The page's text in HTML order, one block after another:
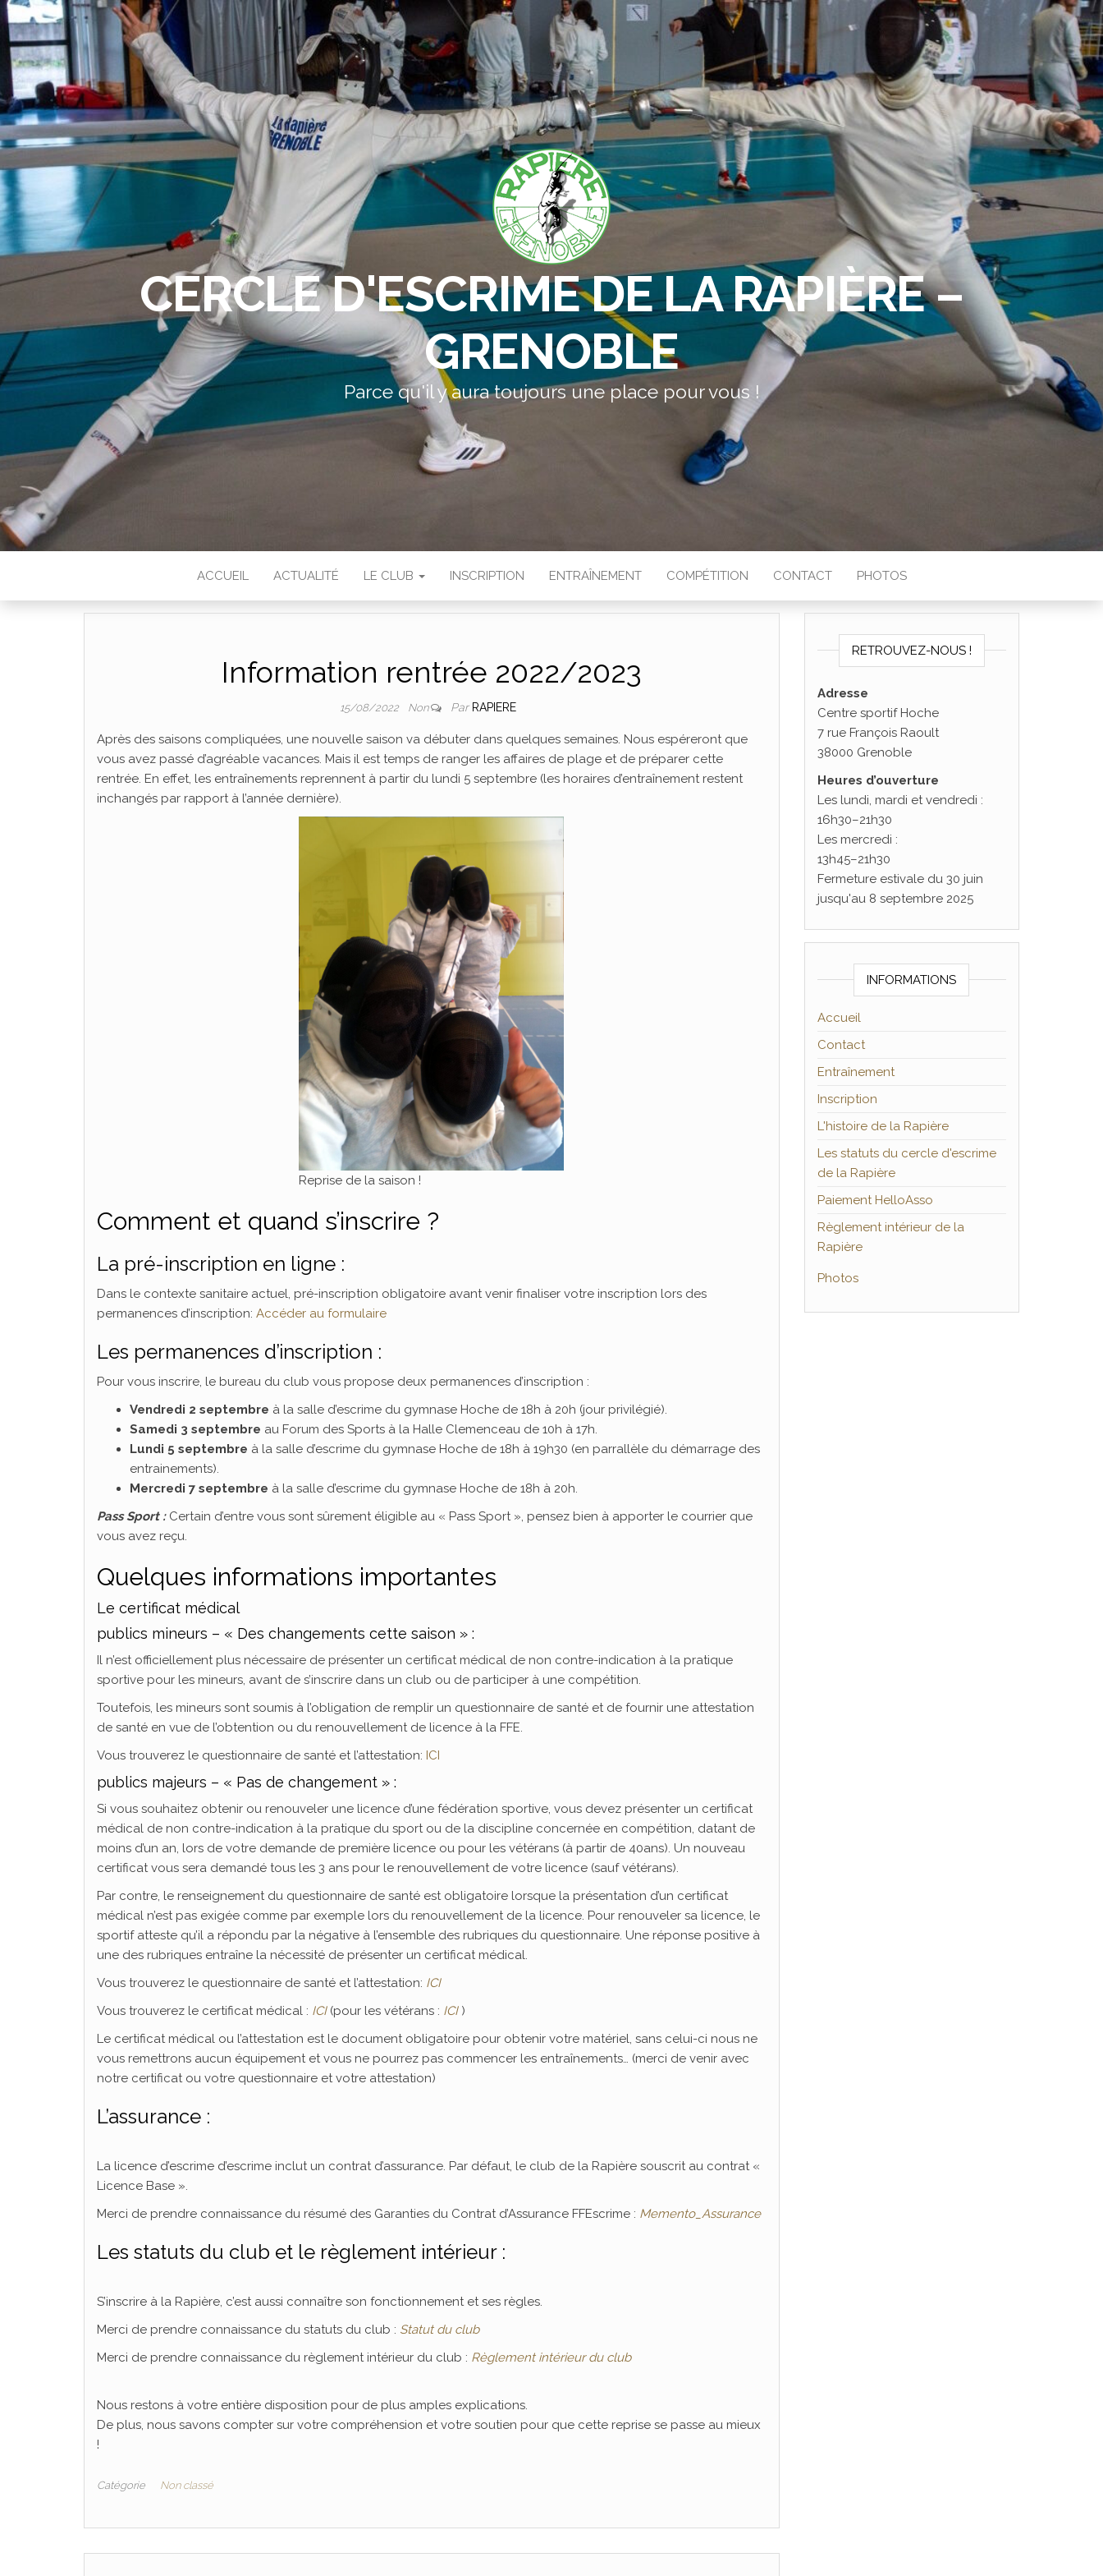
CERCLE D'ESCRIME DE LA RAPIÈRE –
GRENOBLE
Parce qu'il y aura toujours une place pour vous !
ACCUEIL ACTUALITÉ LE CLUB INSCRIPTION ENTRAÎNEMENT COMPÉTITION CONTACT PHOTOS
Information rentrée 2022/2023
15/08/2022 Non Par RAPIERE
Après des saisons compliquées, une nouvelle saison va débuter dans quelques semaines. Nous espéreront que
vous avez passé d’agréable vacances. Mais il est temps de ranger les affaires de plage et de préparer cette
rentrée. En effet, les entraînements reprennent à partir du lundi 5 septembre (les horaires d’entraînement restent
inchangés par rapport à l’année dernière).
Reprise de la saison !
Comment et quand s’inscrire ?
La pré-inscription en ligne :
Dans le contexte sanitaire actuel, pré-inscription obligatoire avant venir finaliser votre inscription lors des
permanences d’inscription: Accéder au formulaire
Les permanences d’inscription :
Pour vous inscrire, le bureau du club vous propose deux permanences d’inscription :
Vendredi 2 septembre à la salle d’escrime du gymnase Hoche de 18h à 20h (jour privilégié).
Samedi 3 septembre au Forum des Sports à la Halle Clemenceau de 10h à 17h.
Lundi 5 septembre à la salle d’escrime du gymnase Hoche de 18h à 19h30 (en parrallèle du démarrage des
entrainements).
Mercredi 7 septembre à la salle d’escrime du gymnase Hoche de 18h à 20h.
Pass Sport :Certain d’entre vous sont sûrement éligible au « Pass Sport », pensez bien à apporter le courrier que
vous avez reçu.
Quelques informations importantes
Le certificat médical
publics mineurs – « Des changements cette saison » :
Il n’est officiellement plus nécessaire de présenter un certificat médical de non contre-indication à la pratique
sportive pour les mineurs, avant de s’inscrire dans un club ou de participer à une compétition.
Toutefois, les mineurs sont soumis à l’obligation de remplir un questionnaire de santé et de fournir une attestation
de santé en vue de l’obtention ou du renouvellement de licence à la FFE.
Vous trouverez le questionnaire de santé et l’attestation: ICI
publics majeurs – « Pas de changement » :
Si vous souhaitez obtenir ou renouveler une licence d’une fédération sportive, vous devez présenter un certificat
médical de non contre-indication à la pratique du sport ou de la discipline concernée en compétition, datant de
moins d’un an, lors de votre demande de première licence ou pour les vétérans (à partir de 40ans). Un nouveau
certificat vous sera demandé tous les 3 ans pour le renouvellement de votre licence (sauf vétérans).
Par contre, le renseignement du questionnaire de santé est obligatoire lorsque la présentation d’un certificat
médical n’est pas exigée comme par exemple lors du renouvellement de la licence. Pour renouveler sa licence, le
sportif atteste qu’il a répondu par la négative à l’ensemble des rubriques du questionnaire. Une réponse positive à
une des rubriques entraîne la nécessité de présenter un certificat médical.
Vous trouverez le questionnaire de santé et l’attestation: ICI
Vous trouverez le certificat médical : ICI (pour les vétérans : ICI )
Le certificat médical ou l’attestation est le document obligatoire pour obtenir votre matériel, sans celui-ci nous ne
vous remettrons aucun équipement et vous ne pourrez pas commencer les entraînements… (merci de venir avec
notre certificat ou votre questionnaire et votre attestation)
L’assurance :
La licence d’escrime d’escrime inclut un contrat d’assurance. Par défaut, le club de la Rapière souscrit au contrat «
Licence Base ».
Merci de prendre connaissance du résumé des Garanties du Contrat d’Assurance FFEscrime : Memento_Assurance
Les statuts du club et le règlement intérieur :
S’inscrire à la Rapière, c’est aussi connaître son fonctionnement et ses règles.
Merci de prendre connaissance du statuts du club : Statut du club
Merci de prendre connaissance du règlement intérieur du club : Règlement intérieur du club
Nous restons à votre entière disposition pour de plus amples explications.
De plus, nous savons compter sur votre compréhension et votre soutien pour que cette reprise se passe au mieux
!
Catégorie Non classé
RETROUVEZ-NOUS !
Adresse
Centre sportif Hoche
7 rue François Raoult
38000 Grenoble
Heures d’ouverture
Les lundi, mardi et vendredi :
16h30–21h30
Les mercredi :
13h45–21h30
Fermeture estivale du 30 juin
jusqu'au 8 septembre 2025
INFORMATIONS
Accueil
Contact
Entraînement
Inscription
L'histoire de la Rapière
Les statuts du cercle d'escrime
de la Rapière
Paiement HelloAsso
Règlement intérieur de la
Rapière
Photos